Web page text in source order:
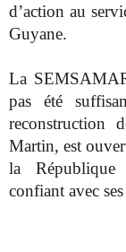
d’action au
Guyane.
La
pas été
reconstruction
Martin, est
la République
confiant avec